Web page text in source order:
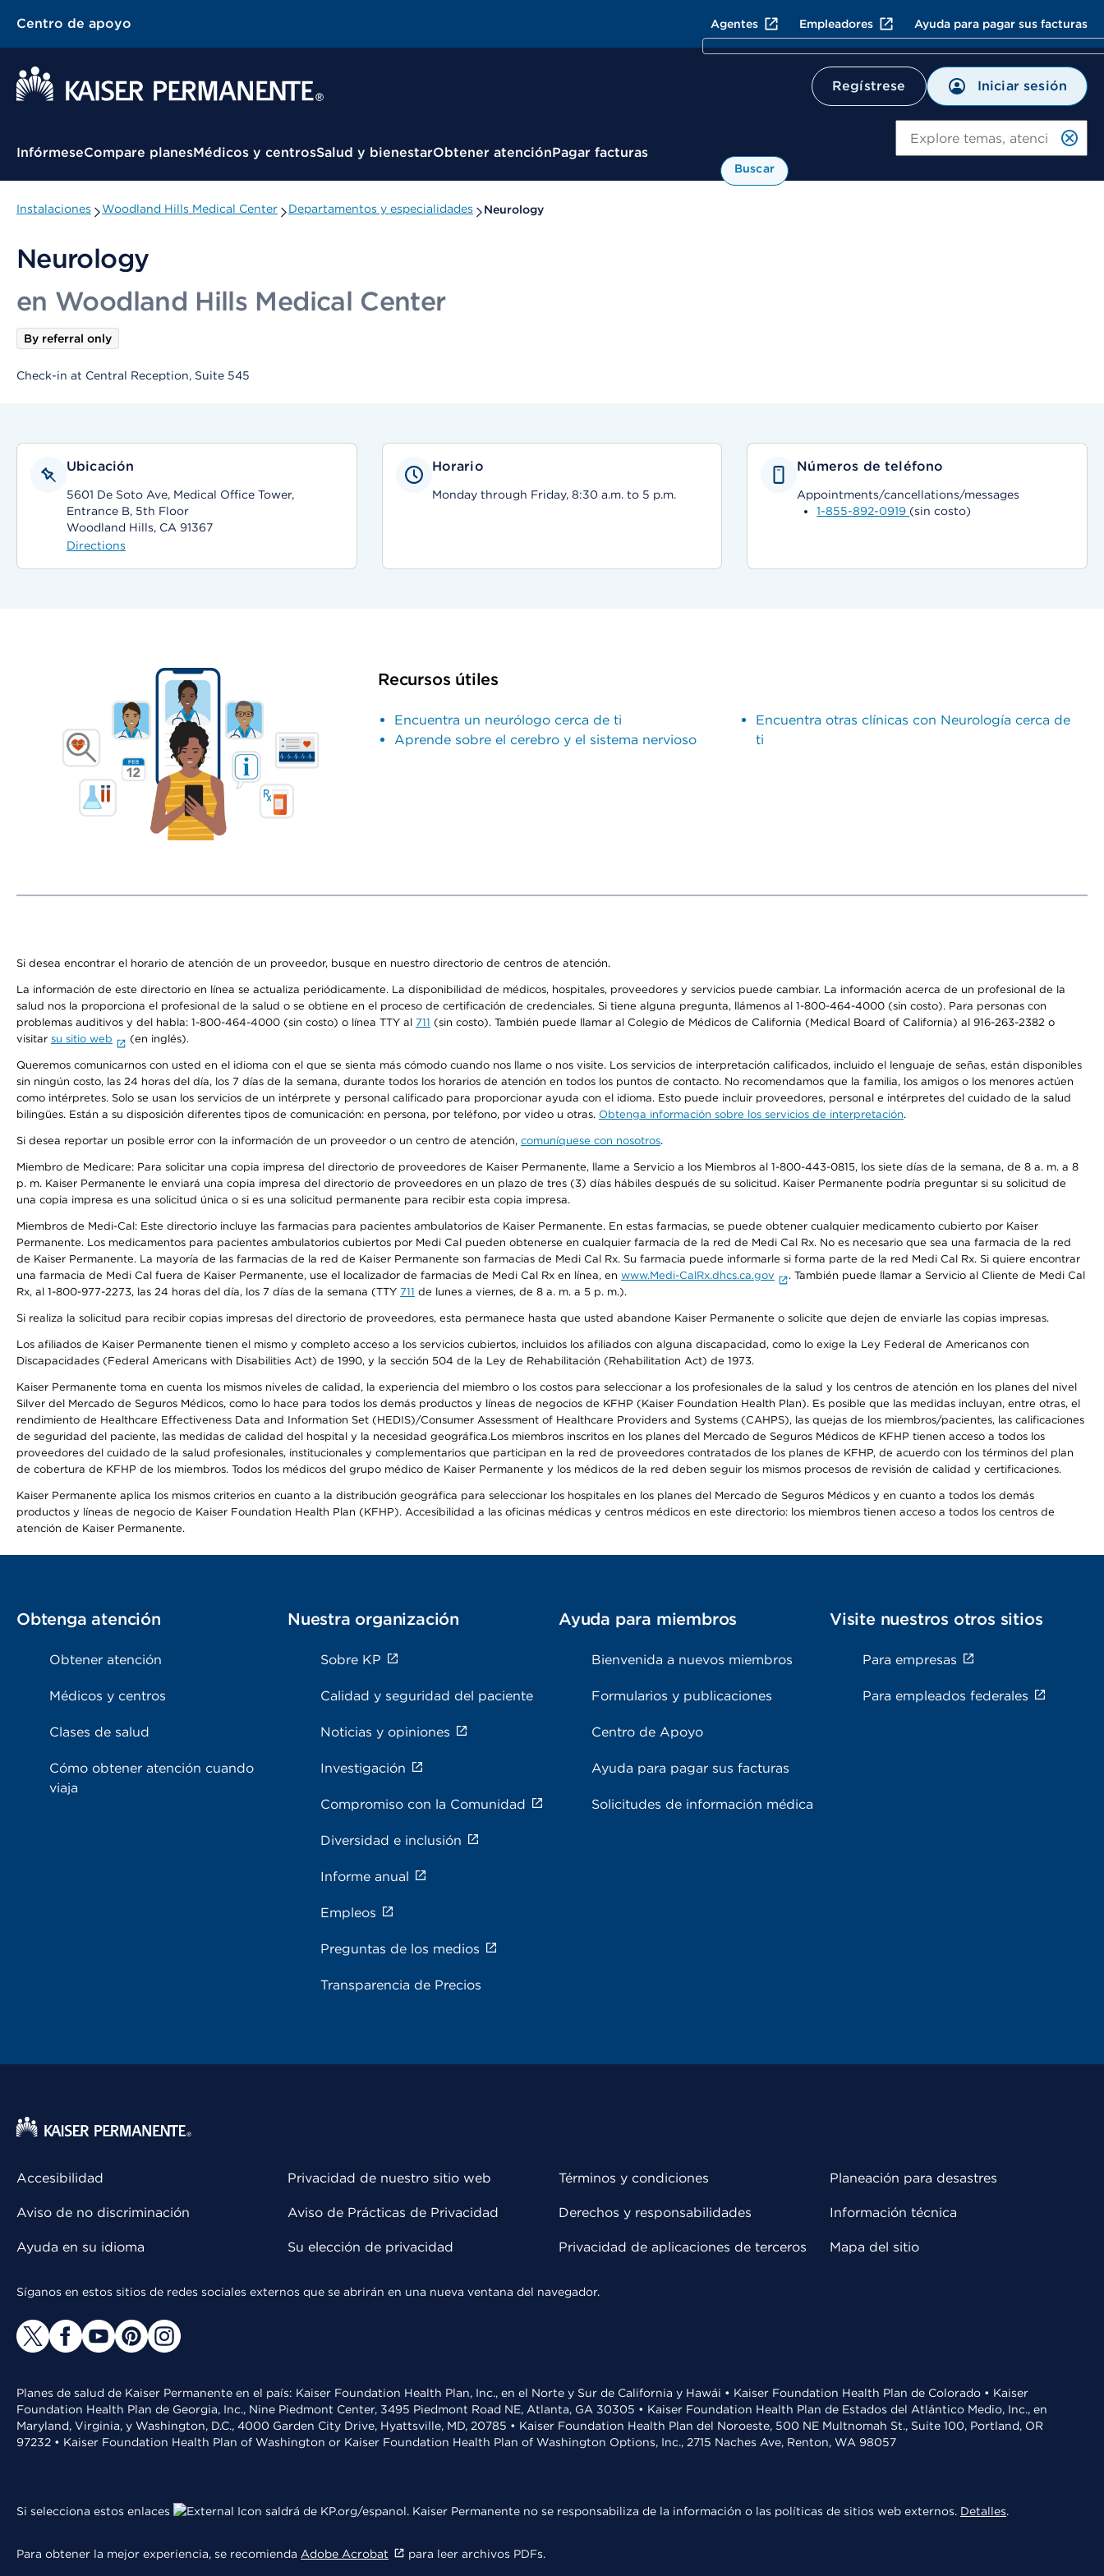
Centro de apoyo Agentes Empleadores Ayuda para pagar sus facturas
Regístrese Iniciar sesión
Menú contextual
InfórmeseCompare planesMédicos y centrosSalud y bienestarObtener atenciónPagar facturas
Buscar
Instalaciones Woodland Hills Medical Center Departamentos y especialidades Neurology
Neurology
en Woodland Hills Medical Center
By referral only
Check-in at Central Reception, Suite 545
Ubicación
5601 De Soto Ave, Medical Office Tower,
Entrance B, 5th Floor
Woodland Hills, CA 91367
Directions
Horario
Monday through Friday, 8:30 a.m. to 5 p.m.
Números de teléfono
Appointments/cancellations/messages
1-855-892-0919 (sin costo)
Recursos útiles
Encuentra un neurólogo cerca de ti
Aprende sobre el cerebro y el sistema nervioso
Encuentra otras clínicas con Neurología cerca de
ti
Si desea encontrar el horario de atención de un proveedor, busque en nuestro directorio de centros de atención.
La información de este directorio en línea se actualiza periódicamente. La disponibilidad de médicos, hospitales, proveedores y servicios puede cambiar. La información acerca de un profesional de la
salud nos la proporciona el profesional de la salud o se obtiene en el proceso de certificación de credenciales. Si tiene alguna pregunta, llámenos al 1-800-464-4000 (sin costo). Para personas con
problemas auditivos y del habla: 1-800-464-4000 (sin costo) o línea TTY al 711 (sin costo). También puede llamar al Colegio de Médicos de California (Medical Board of California) al 916-263-2382 o
visitar su sitio web (en inglés).
Queremos comunicarnos con usted en el idioma con el que se sienta más cómodo cuando nos llame o nos visite. Los servicios de interpretación calificados, incluido el lenguaje de señas, están disponibles
sin ningún costo, las 24 horas del día, los 7 días de la semana, durante todos los horarios de atención en todos los puntos de contacto. No recomendamos que la familia, los amigos o los menores actúen
como intérpretes. Solo se usan los servicios de un intérprete y personal calificado para proporcionar ayuda con el idioma. Esto puede incluir proveedores, personal e intérpretes del cuidado de la salud
bilingües. Están a su disposición diferentes tipos de comunicación: en persona, por teléfono, por video u otras. Obtenga información sobre los servicios de interpretación.
Si desea reportar un posible error con la información de un proveedor o un centro de atención, comuníquese con nosotros.
Miembro de Medicare: Para solicitar una copia impresa del directorio de proveedores de Kaiser Permanente, llame a Servicio a los Miembros al 1-800-443-0815, los siete días de la semana, de 8 a. m. a 8
p. m. Kaiser Permanente le enviará una copia impresa del directorio de proveedores en un plazo de tres (3) días hábiles después de su solicitud. Kaiser Permanente podría preguntar si su solicitud de
una copia impresa es una solicitud única o si es una solicitud permanente para recibir esta copia impresa.
Miembros de Medi-Cal: Este directorio incluye las farmacias para pacientes ambulatorios de Kaiser Permanente. En estas farmacias, se puede obtener cualquier medicamento cubierto por Kaiser
Permanente. Los medicamentos para pacientes ambulatorios cubiertos por Medi Cal pueden obtenerse en cualquier farmacia de la red de Medi Cal Rx. No es necesario que sea una farmacia de la red
de Kaiser Permanente. La mayoría de las farmacias de la red de Kaiser Permanente son farmacias de Medi Cal Rx. Su farmacia puede informarle si forma parte de la red Medi Cal Rx. Si quiere encontrar
una farmacia de Medi Cal fuera de Kaiser Permanente, use el localizador de farmacias de Medi Cal Rx en línea, en www.Medi-CalRx.dhcs.ca.gov
. También puede llamar a Servicio al Cliente de Medi Cal
Rx, al 1-800-977-2273, las 24 horas del día, los 7 días de la semana (TTY 711 de lunes a viernes, de 8 a. m. a 5 p. m.).
Si realiza la solicitud para recibir copias impresas del directorio de proveedores, esta permanece hasta que usted abandone Kaiser Permanente o solicite que dejen de enviarle las copias impresas.
Los afiliados de Kaiser Permanente tienen el mismo y completo acceso a los servicios cubiertos, incluidos los afiliados con alguna discapacidad, como lo exige la Ley Federal de Americanos con
Discapacidades (Federal Americans with Disabilities Act) de 1990, y la sección 504 de la Ley de Rehabilitación (Rehabilitation Act) de 1973.
Kaiser Permanente toma en cuenta los mismos niveles de calidad, la experiencia del miembro o los costos para seleccionar a los profesionales de la salud y los centros de atención en los planes del nivel
Silver del Mercado de Seguros Médicos, como lo hace para todos los demás productos y líneas de negocios de KFHP (Kaiser Foundation Health Plan). Es posible que las medidas incluyan, entre otras, el
rendimiento de Healthcare Effectiveness Data and Information Set (HEDIS)/Consumer Assessment of Healthcare Providers and Systems (CAHPS), las quejas de los miembros/pacientes, las calificaciones
de seguridad del paciente, las medidas de calidad del hospital y la necesidad geográfica.Los miembros inscritos en los planes del Mercado de Seguros Médicos de KFHP tienen acceso a todos los
proveedores del cuidado de la salud profesionales, institucionales y complementarios que participan en la red de proveedores contratados de los planes de KFHP, de acuerdo con los términos del plan
de cobertura de KFHP de los miembros. Todos los médicos del grupo médico de Kaiser Permanente y los médicos de la red deben seguir los mismos procesos de revisión de calidad y certificaciones.
Kaiser Permanente aplica los mismos criterios en cuanto a la distribución geográfica para seleccionar los hospitales en los planes del Mercado de Seguros Médicos y en cuanto a todos los demás
productos y líneas de negocio de Kaiser Foundation Health Plan (KFHP). Accesibilidad a las oficinas médicas y centros médicos en este directorio: los miembros tienen acceso a todos los centros de
atención de Kaiser Permanente.
Obtenga atención
Obtener atención
Médicos y centros
Clases de salud
Cómo obtener atención cuando
viaja
Nuestra organización
Sobre KP
Calidad y seguridad del paciente
Noticias y opiniones
Investigación
Compromiso con la Comunidad
Diversidad e inclusión
Informe anual
Empleos
Preguntas de los medios
Transparencia de Precios
Ayuda para miembros
Bienvenida a nuevos miembros
Formularios y publicaciones
Centro de Apoyo
Ayuda para pagar sus facturas
Solicitudes de información médica
Visite nuestros otros sitios
Para empresas
Para empleados federales
Accesibilidad
Aviso de no discriminación
Ayuda en su idioma
Privacidad de nuestro sitio web
Aviso de Prácticas de Privacidad
Su elección de privacidad
Términos y condiciones
Derechos y responsabilidades
Privacidad de aplicaciones de terceros
Planeación para desastres
Información técnica
Mapa del sitio
Síganos en estos sitios de redes sociales externos que se abrirán en una nueva ventana del navegador.
Planes de salud de Kaiser Permanente en el país: Kaiser Foundation Health Plan, Inc., en el Norte y Sur de California y Hawái • Kaiser Foundation Health Plan de Colorado • Kaiser
Foundation Health Plan de Georgia, Inc., Nine Piedmont Center, 3495 Piedmont Road NE, Atlanta, GA 30305 • Kaiser Foundation Health Plan de Estados del Atlántico Medio, Inc., en
Maryland, Virginia, y Washington, D.C., 4000 Garden City Drive, Hyattsville, MD, 20785 • Kaiser Foundation Health Plan del Noroeste, 500 NE Multnomah St., Suite 100, Portland, OR
97232 • Kaiser Foundation Health Plan of Washington or Kaiser Foundation Health Plan of Washington Options, Inc., 2715 Naches Ave, Renton, WA 98057
Si selecciona estos enlaces saldrá de KP.org/espanol. Kaiser Permanente no se responsabiliza de la información o las políticas de sitios web externos. Detalles.
Para obtener la mejor experiencia, se recomienda Adobe Acrobat para leer archivos PDFs.